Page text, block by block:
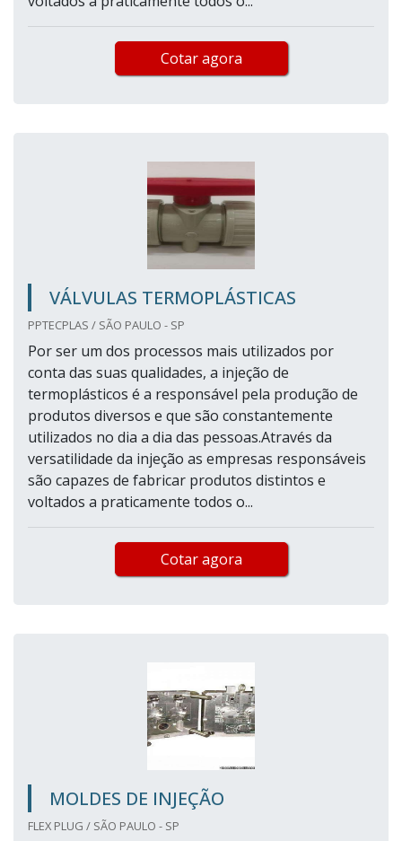
Cotar agora
VÁLVULAS TERMOPLÁSTICAS
PPTECPLAS / SÃO PAULO - SP
Por ser um dos processos mais utilizados por
conta das suas qualidades, a injeção de
termoplásticos é a responsável pela produção de
produtos diversos e que são constantemente
utilizados no dia a dia das pessoas.Através da
versatilidade da injeção as empresas responsáveis
são capazes de fabricar produtos distintos e
voltados a praticamente todos o...
Cotar agora
MOLDES DE INJEÇÃO
FLEX PLUG / SÃO PAULO - SP